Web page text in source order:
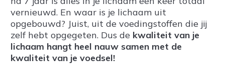
vernieuwd. En waar is je lichaam uit
opgebouwd? Juist, uit de voedingstoffen die jij
zelf hebt opgegeten. Dus de kwaliteit van je
lichaam hangt heel nauw samen met de
kwaliteit van je voedsel!